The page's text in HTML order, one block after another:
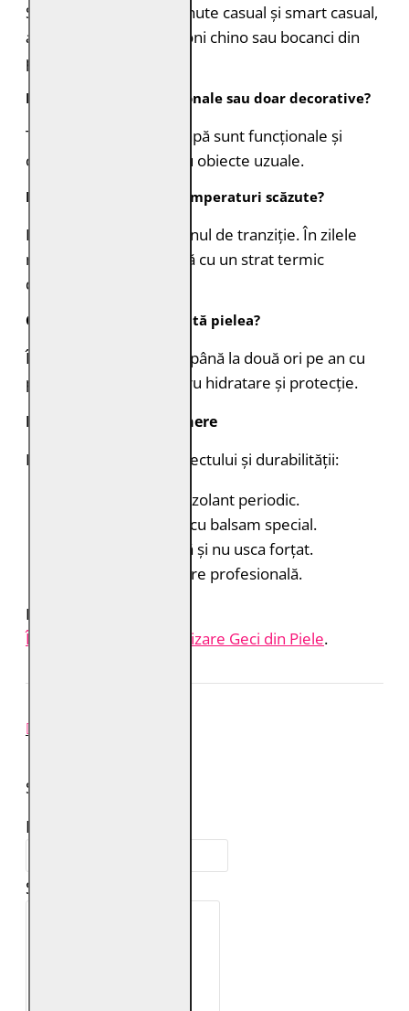
Se integrează ușor în ținute casual și smart casual,
alături de jeans, pantaloni chino sau bocanci din
piele.
Buzunarele sunt funcționale sau doar decorative?
Toate buzunarele cu clapă sunt funcționale și
oferă spațiu real pentru obiecte uzuale.
Este potrivită pentru temperaturi scăzute?
Este ideală pentru sezonul de tranziție. În zilele
mai reci poate fi purtată cu un strat termic
dedesubt.
Cât de des trebuie tratată pielea?
În mod normal, de una până la două ori pe an cu
produse dedicate pentru hidratare și protecție.
Instrucțiuni de întreținere
Pentru menținerea aspectului și durabilității:
Aplică spray hidroizolant periodic.
Hidratează pielea cu balsam special.
Nu spăla la mașină și nu usca forțat.
Apelează la curățare profesională.
Produse recomandate:
Îngrijire și Impermeabilizare Geci din Piele.
SPUNE-ŢI PAREREA
Numele tău:
Scrie review: